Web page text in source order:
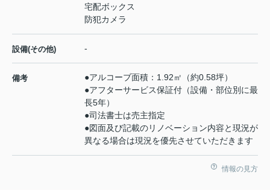
宅配ボックス
防犯カメラ
設備(その他) -
備考
●アルコーブ面積：1.92㎡（約0.58坪）
●アフターサービス保証付（設備・部位別に最
長5年）
●司法書士は売主指定
●図面及び記載のリノベーション内容と現況が
異なる場合は現況を優先させていただきます
情報の見方